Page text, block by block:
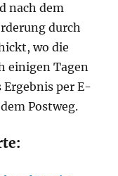
nach dem
durch
wo die
einigen Tagen
per E-
Postweg.